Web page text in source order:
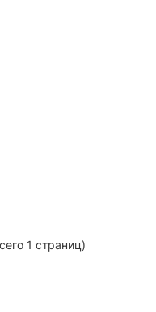
1 страниц)